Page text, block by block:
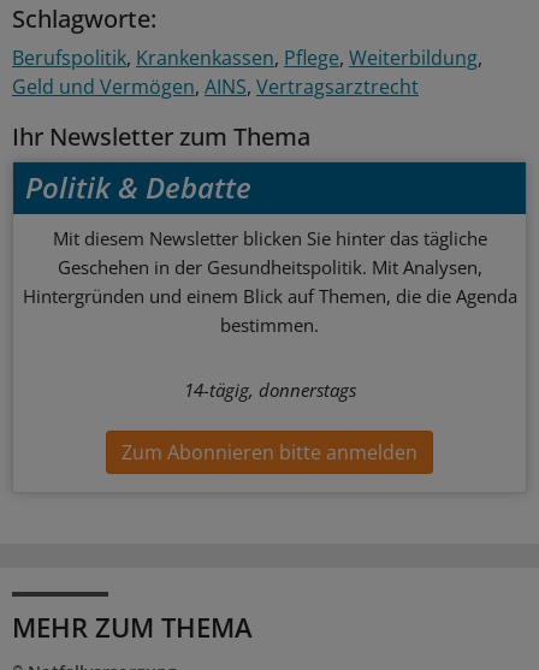
Schlagworte:
Berufspolitik Krankenkassen Pflege Weiterbildung
Geld und Vermögen AINS Vertragsarztrecht
Ihr Newsletter zum Thema
Politik & Debatte
Mit diesem Newsletter blicken Sie hinter das tägliche
Geschehen in der Gesundheitspolitik. Mit Analysen,
Hintergründen und einem Blick auf Themen, die die Agenda
bestimmen.
14-tägig, donnerstags
Zum Abonnieren bitte anmelden
MEHR ZUM THEMA